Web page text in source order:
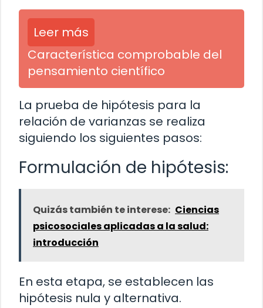
Leer más
Característica comprobable del
pensamiento científico
La prueba de hipótesis para la
relación de varianzas se realiza
siguiendo los siguientes pasos:
Formulación de hipótesis:
Quizás también te interese: Ciencias
psicosociales aplicadas a la salud:
introducción
En esta etapa, se establecen las
hipótesis nula y alternativa.